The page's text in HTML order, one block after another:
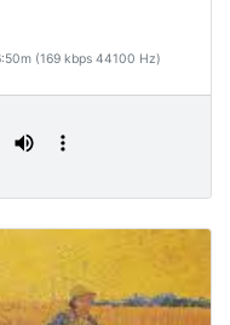
(169 kbps 44100 Hz)